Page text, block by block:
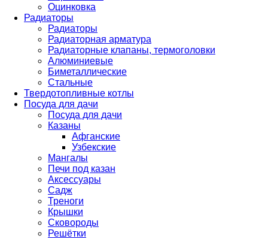
Оцинковка
Радиаторы
Радиаторы
Радиаторная арматура
Радиаторные клапаны, термоголовки
Алюминиевые
Биметаллические
Стальные
Твердотопливные котлы
Посуда для дачи
Посуда для дачи
Казаны
Афганские
Узбекские
Мангалы
Печи под казан
Аксессуары
Садж
Треноги
Крышки
Сковороды
Решётки